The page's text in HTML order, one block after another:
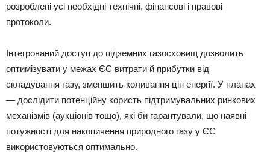
розроблені усі необхідні технічні, фінансові і правові
протоколи.
Інтегрований доступ до підземних газосховищ дозволить
оптимізувати у межах ЄС витрати й прибутки від
складування газу, зменшить коливання цін енергії. У планах
— дослідити потенційну користь підтримувальних ринкових
механізмів (аукціонів тощо), які би гарантували, що наявні
потужності для накопичення природного газу у ЄС
використовуються оптимально.